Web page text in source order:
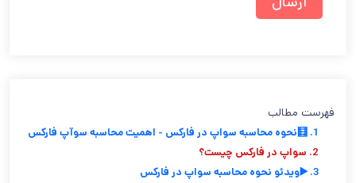
فهرست مطالب
1. 🧮نحوه محاسبه سواپ در فارکس - اهمیت محاسبه سوآپ فارکس
2. سواپ در فارکس چیست؟
3. ▶️ویدئو نحوه محاسبه سواپ در فارکس